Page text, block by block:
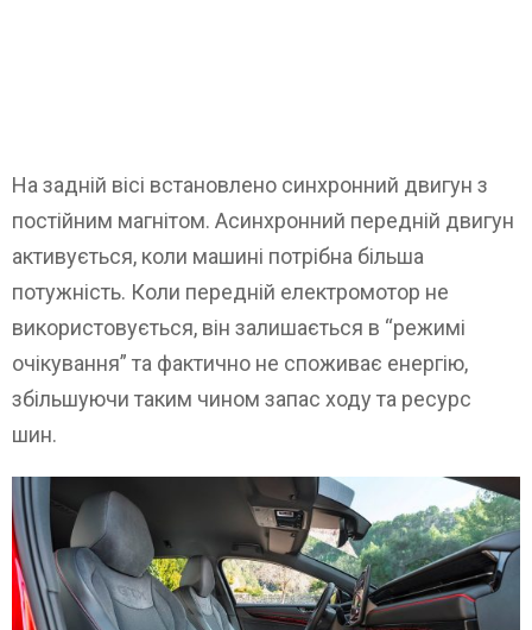
На задній вісі встановлено синхронний двигун з
постійним магнітом. Асинхронний передній двигун
активується, коли машині потрібна більша
потужність. Коли передній електромотор не
використовується, він залишається в “режимі
очікування” та фактично не споживає енергію,
збільшуючи таким чином запас ходу та ресурс
шин.